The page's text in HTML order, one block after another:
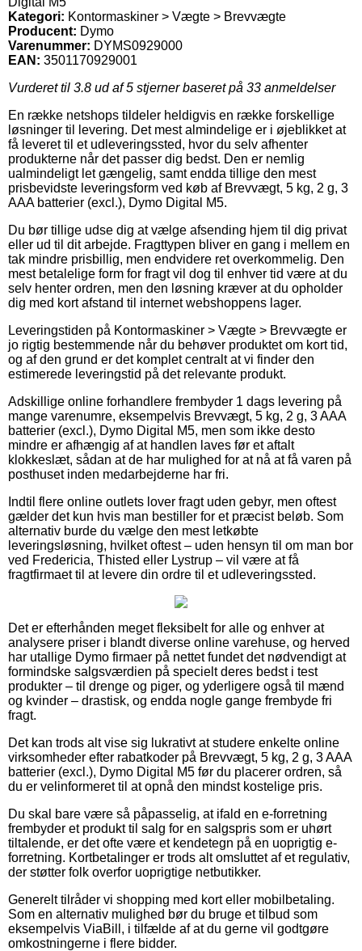
Kategori: Kontormaskiner > Vægte > Brevvægte
Producent: Dymo
Varenummer: DYMS0929000
EAN: 3501170929001
Vurderet til 3.8 ud af 5 stjerner baseret på 33 anmeldelser
En række netshops tildeler heldigvis en række forskellige
løsninger til levering. Det mest almindelige er i øjeblikket at
få leveret til et udleveringssted, hvor du selv afhenter
produkterne når det passer dig bedst. Den er nemlig
ualmindeligt let gængelig, samt endda tillige den mest
prisbevidste leveringsform ved køb af Brevvægt, 5 kg, 2 g, 3
AAA batterier (excl.), Dymo Digital M5.
Du bør tillige udse dig at vælge afsending hjem til dig privat
eller ud til dit arbejde. Fragttypen bliver en gang i mellem en
tak mindre prisbillig, men endvidere ret overkommelig. Den
mest betalelige form for fragt vil dog til enhver tid være at du
selv henter ordren, men den løsning kræver at du opholder
dig med kort afstand til internet webshoppens lager.
Leveringstiden på Kontormaskiner > Vægte > Brevvægte er
jo rigtig bestemmende når du behøver produktet om kort tid,
og af den grund er det komplet centralt at vi finder den
estimerede leveringstid på det relevante produkt.
Adskillige online forhandlere frembyder 1 dags levering på
mange varenumre, eksempelvis Brevvægt, 5 kg, 2 g, 3 AAA
batterier (excl.), Dymo Digital M5, men som ikke desto
mindre er afhængig af at handlen laves før et aftalt
klokkeslæt, sådan at de har mulighed for at nå at få varen på
posthuset inden medarbejderne har fri.
Indtil flere online outlets lover fragt uden gebyr, men oftest
gælder det kun hvis man bestiller for et præcist beløb. Som
alternativ burde du vælge den mest letkøbte
leveringsløsning, hvilket oftest – uden hensyn til om man bor
ved Fredericia, Thisted eller Lystrup – vil være at få
fragtfirmaet til at levere din ordre til et udleveringssted.
Det er efterhånden meget fleksibelt for alle og enhver at
analysere priser i blandt diverse online varehuse, og herved
har utallige Dymo firmaer på nettet fundet det nødvendigt at
formindske salgsværdien på specielt deres bedst i test
produkter – til drenge og piger, og yderligere også til mænd
og kvinder – drastisk, og endda nogle gange frembyde fri
fragt.
Det kan trods alt vise sig lukrativt at studere enkelte online
virksomheder efter rabatkoder på Brevvægt, 5 kg, 2 g, 3 AAA
batterier (excl.), Dymo Digital M5 før du placerer ordren, så
du er velinformeret til at opnå den mindst kostelige pris.
Du skal bare være så påpasselig, at ifald en e-forretning
frembyder et produkt til salg for en salgspris som er uhørt
tiltalende, er det ofte være et kendetegn på en uoprigtig e-
forretning. Kortbetalinger er trods alt omsluttet af et regulativ,
der støtter folk overfor uoprigtige netbutikker.
Generelt tilråder vi shopping med kort eller mobilbetaling.
Som en alternativ mulighed bør du bruge et tilbud som
eksempelvis ViaBill, i tilfælde af at du gerne vil godtgøre
omkostningerne i flere bidder.